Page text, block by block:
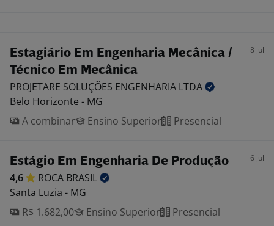
Estagiário Em Engenharia Mecânica /
Técnico Em Mecânica
8 jul
PROJETARE SOLUÇÕES ENGENHARIA LTDA
Belo Horizonte - MG
A combinar
Ensino Superior Presencial
Estágio Em Engenharia De Produção 6 jul
4,6 ROCA BRASIL
Santa Luzia - MG
R$ 1.682,00
Ensino Superior Presencial